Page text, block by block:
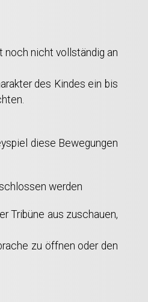
noch nicht vollständig an
des Kindes ein bis
diese Bewegungen
werden
Tribüne aus zuschauen,
zu öffnen oder den